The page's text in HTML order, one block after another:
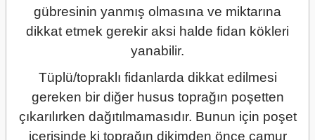
gübresinin yanmış olmasına ve miktarına
dikkat etmek gerekir aksi halde fidan kökleri
yanabilir.
Tüplü/topraklı fidanlarda dikkat edilmesi
gereken bir diğer husus toprağın poşetten
çıkarılırken dağıtılmamasıdır. Bunun için poşet
içerisinde ki toprağın dikimden önce çamur